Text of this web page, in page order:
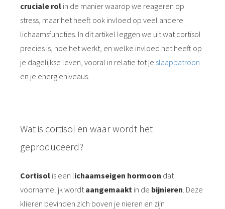
cruciale rol in de manier waarop we reageren op
stress, maar het heeft ook invloed op veel andere
lichaamsfuncties. In dit artikel leggen we uit wat cortisol
precies is, hoe het werkt, en welke invloed het heeft op
je dagelijkse leven, vooral in relatie tot je slaappatroon
en je energieniveaus.
Wat is cortisol en waar wordt het
geproduceerd?
Cortisol is een lichaamseigen hormoon dat
voornamelijk wordt aangemaakt in de bijnieren . Deze
klieren bevinden zich boven je nieren en zijn